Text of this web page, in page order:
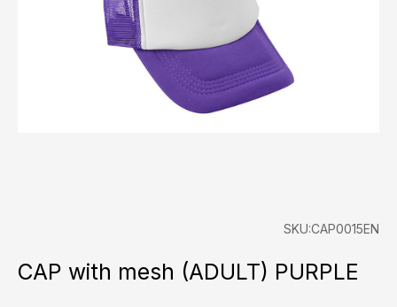
SKU:CAP0015EN
CAP with mesh (ADULT) PURPLE